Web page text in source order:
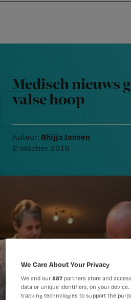
navigation
content
Nursing
Medisch nieuws
valse hoop
Auteur: Rhijja Jansen
2 oktober 2016
We Care About Your Privacy
We and our887 partners store and
data or unique identifiers, on your
tracking technologies to support the